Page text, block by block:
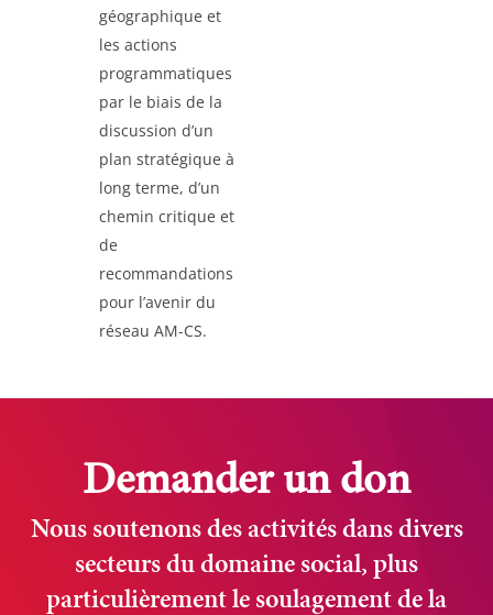
géographique et
les actions
programmatiques
par le biais de la
discussion d’un
plan stratégique à
long terme, d’un
chemin critique et
de
recommandations
pour l’avenir du
réseau AM-CS.
Demander un don
Nous soutenons des activités dans divers
secteurs du domaine social, plus
particulièrement le soulagement de la